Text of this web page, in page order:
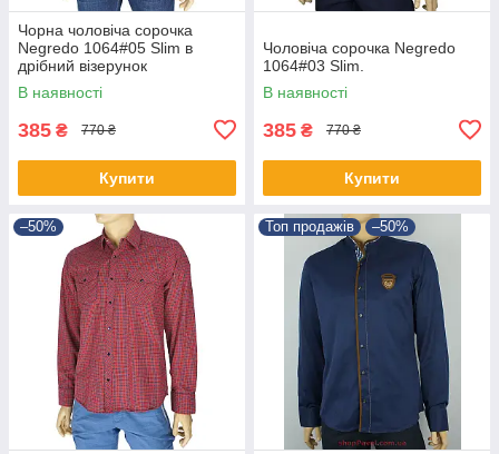
Чорна чоловіча сорочка
Negredo 1064#05 Slim в
дрібний візерунок
В наявності
385 ₴ 770 ₴
Купити
Чоловіча сорочка Negredo
1064#03 Slim.
В наявності
385 ₴ 770 ₴
Купити
–50% Топ продажів –50%